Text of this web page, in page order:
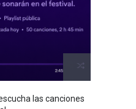
las canciones